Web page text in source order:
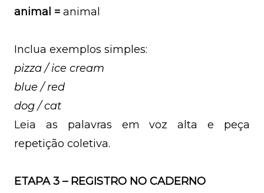
animal = animal
Inclua exemplos simples:
pizza / ice cream
blue / red
dog / cat
Leia as palavras em voz alta e peça
repetição coletiva.
ETAPA 3 – REGISTRO NO CADERNO